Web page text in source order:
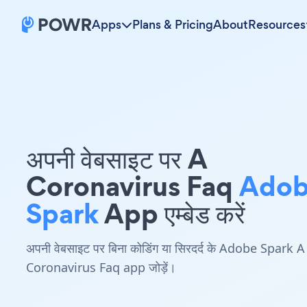
Apps Plans & PricingAboutResources
अपनी वेबसाइट पर A
Coronavirus Faq
SparkApp एम्बेड करें
अपनी वेबसाइट पर बिना कोडिंग या सिरदर्द के Adobe Spark A
Coronavirus Faq app जोड़ें।